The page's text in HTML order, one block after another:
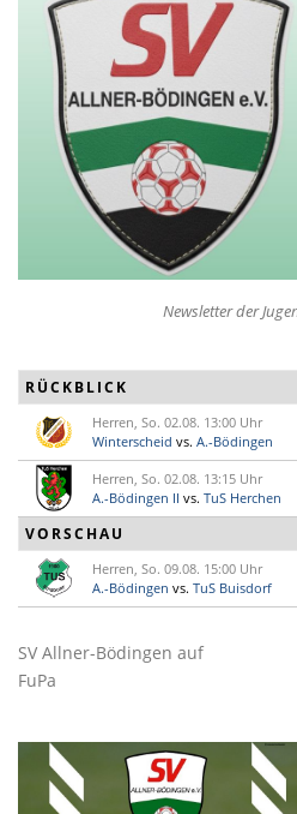
Newsletter der
RÜCKBLICK
Herren, So. 02.08. 13:00 Uhr
Winterscheid vs. A.-Bödingen
Herren, So. 02.08. 13:15 Uhr
A.-Bödingen II vs. TuS Herchen
VORSCHAU
Herren, So. 09.08. 15:00 Uhr
A.-Bödingen vs. TuS Buisdorf
SV Allner-Bödingen auf
FuPa